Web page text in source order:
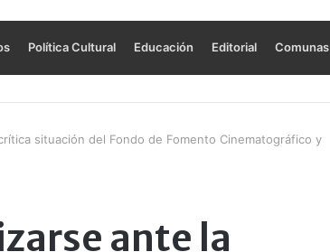
Política Cultural Educación Editorial Comunas
situación del Fondo de Fomento Cinematográfico y
ante la